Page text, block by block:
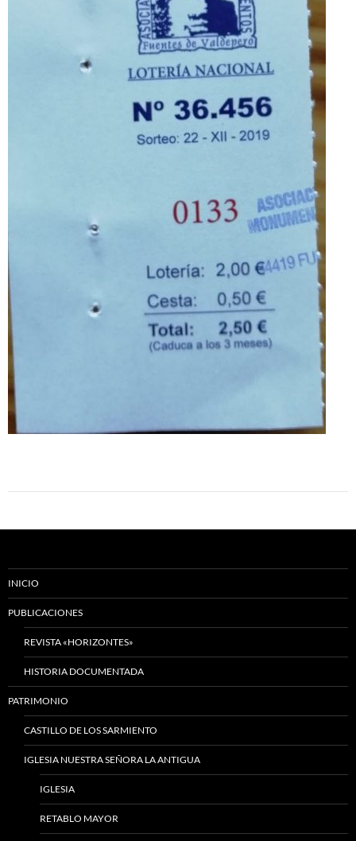
INICIO
PUBLICACIONES
REVISTA «HORIZONTES»
HISTORIA DOCUMENTADA
PATRIMONIO
CASTILLO DE LOS SARMIENTO
IGLESIA NUESTRA SEÑORA LA ANTIGUA
IGLESIA
RETABLO MAYOR